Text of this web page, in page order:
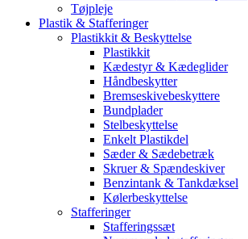
Tøjpleje
Plastik & Stafferinger
Plastikkit & Beskyttelse
Plastikkit
Kædestyr & Kædeglider
Håndbeskytter
Bremseskivebeskyttere
Bundplader
Stelbeskyttelse
Enkelt Plastikdel
Sæder & Sædebetræk
Skruer & Spændeskiver
Benzintank & Tankdæksel
Kølerbeskyttelse
Stafferinger
Stafferingssæt